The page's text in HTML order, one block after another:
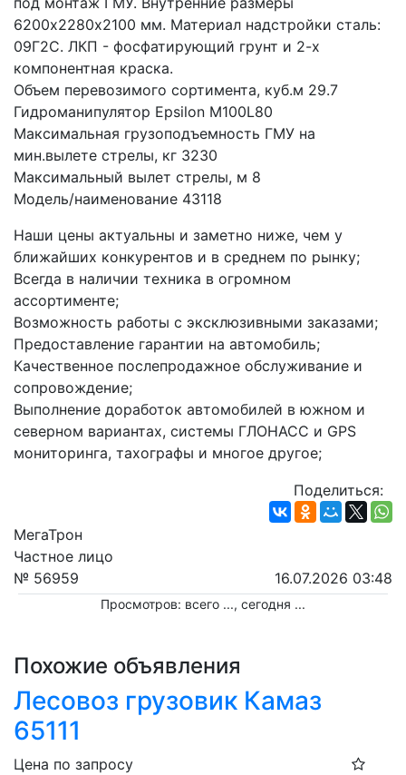
6200х2280х2100 мм. Материал надстройки сталь:
09Г2С. ЛКП - фосфатирующий грунт и 2-х
компонентная краска.
Объем перевозимого сортимента, куб.м 29.7
Гидроманипулятор Epsilon М100L80
Максимальная грузоподъемность ГМУ на
мин.вылете стрелы, кг 3230
Максимальный вылет стрелы, м 8
Модель/наименование 43118
Наши цены актуальны и заметно ниже, чем у
ближайших конкурентов и в среднем по рынку;
Всегда в наличии техника в огромном
ассортименте;
Возможность работы с эксклюзивными заказами;
Предоставление гарантии на автомобиль;
Качественное послепродажное обслуживание и
сопровождение;
Выполнение доработок автомобилей в южном и
северном вариантах, системы ГЛОНАСС и GPS
мониторинга, тахографы и многое другое;
Поделиться:
МегаТрон
Частное лицо
№ 56959
16.07.2026 03:48
Просмотров: всего ..., сегодня ...
Похожие объявления
Лесовоз грузовик Камаз
65111
Цена по запросу